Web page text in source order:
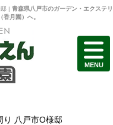
| 青森県八戸市のガーデン・エクステリ
月園）へ。
り 八戸市O様邸
MENU